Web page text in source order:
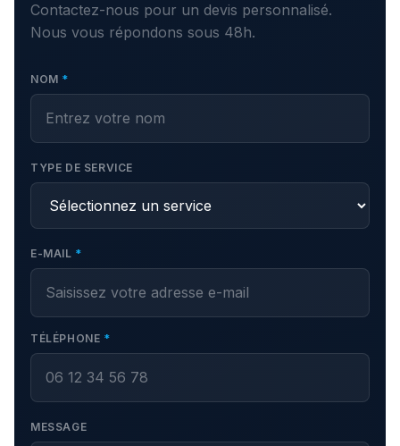
Contactez-nous pour un devis personnalisé.
Nous vous répondons sous 48h.
NOM *
TYPE DE SERVICE
E-MAIL *
TÉLÉPHONE *
MESSAGE